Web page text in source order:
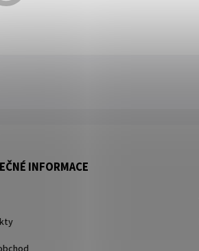
INFORMACE